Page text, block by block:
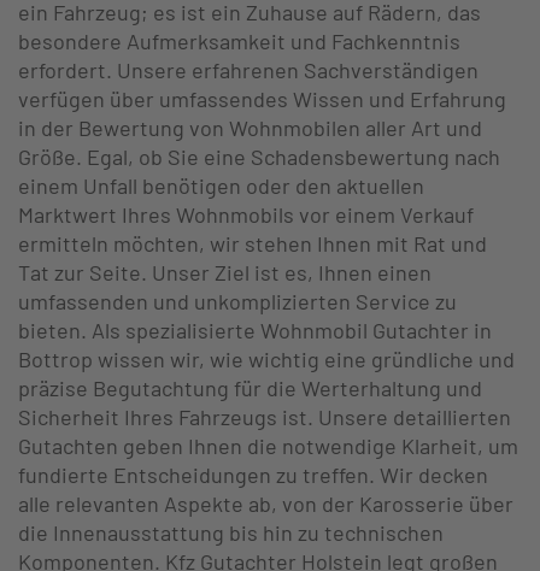
ein Fahrzeug; es ist ein Zuhause auf Rädern, das
besondere Aufmerksamkeit und Fachkenntnis
erfordert. Unsere erfahrenen Sachverständigen
verfügen über umfassendes Wissen und Erfahrung
in der Bewertung von Wohnmobilen aller Art und
Größe. Egal, ob Sie eine Schadensbewertung nach
einem Unfall benötigen oder den aktuellen
Marktwert Ihres Wohnmobils vor einem Verkauf
ermitteln möchten, wir stehen Ihnen mit Rat und
Tat zur Seite. Unser Ziel ist es, Ihnen einen
umfassenden und unkomplizierten Service zu
bieten. Als spezialisierte Wohnmobil Gutachter in
Bottrop wissen wir, wie wichtig eine gründliche und
präzise Begutachtung für die Werterhaltung und
Sicherheit Ihres Fahrzeugs ist. Unsere detaillierten
Gutachten geben Ihnen die notwendige Klarheit, um
fundierte Entscheidungen zu treffen. Wir decken
alle relevanten Aspekte ab, von der Karosserie über
die Innenausstattung bis hin zu technischen
Komponenten. Kfz Gutachter Holstein legt großen